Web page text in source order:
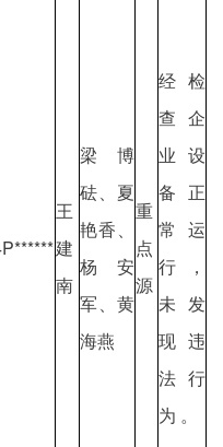
王
建
南
梁博
砝、夏
艳香、
杨安
军、黄
海燕
重
点
源
经检
查企
业设
备正
常运
行，
未发
现违
法行
为 。